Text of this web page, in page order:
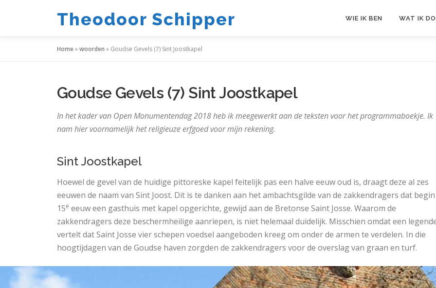
inhoud
Theodoor Schipper WIE IK BEN WAT IK
Home»woorden » Goudse Gevels (7) Sint Joostkapel
Goudse Gevels (7) Sint Joostkapel
In het kader van Open Monumentendag 2018 heb ik meegewerkt aan de teksten voor het programmaboekje. Ik
nam hier voornamelijk het religieuze erfgoed voor mijn rekening.
Sint Joostkapel
Hoewel de gevel van de huidige pittoreske kapel feitelijk pas een halve eeuw oud is, draagt deze al zes
eeuwen de naam van Sint Joost. Dit is te danken aan het ambachtsgilde van de zakkendragers dat begin
15e eeuw een gasthuis met kapel opgerichte, gewijd aan de Bretonse Saint Josse. Waarom de
zakkendragers deze beschermheilige aanriepen, is niet helemaal duidelijk. Misschien omdat een
vertelt dat Saint Josse vier schepen voedsel aangeboden kreeg om onder de armen te verdelen. In die
hoogtijdagen van de Goudse haven zorgden de zakkendragers voor de overslag van graan en turf.